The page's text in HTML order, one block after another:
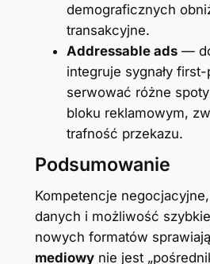
demograficznych
transakcyjne.
Addressable ads—
integruje sygnały
serwować różne
bloku reklamowym,
trafność przekazu.
Podsumowanie
Kompetencje
danych i możliwość
nowych formatów
mediowynie jest